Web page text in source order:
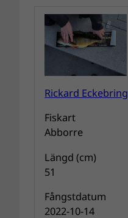
Rickard Eckebring
Fiskart
Abborre
Längd (cm)
51
Fångstdatum
2022-10-14